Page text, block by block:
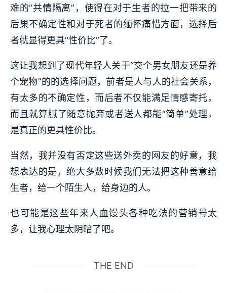
难的“共情隔离”，使得在对于生者的拉一把带来的
后果不确定性和对于死者的缅怀痛惜方面，选择后
者就显得更具“性价比”了。
这让我想到了现代年轻人关于“交个男女朋友还是养
个宠物”的的选择问题，前者是人与人的社会关系，
有太多的不确定性，而后者不仅能满足情感寄托，
而且就算腻了随意抛弃或者送人都能“简单”处理，
是真正的更具性价比。
当然，我并没有否定这些送外卖的网友的好意，我
想表达的是，绝大多数时候我们无法把这种善意给
生者，给一个陌生人，给身边的人。
也可能是这些年来人血馒头各种吃法的营销号太
多，让我心理太阴暗了吧。
THE END